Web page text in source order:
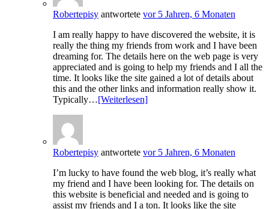
Robertepisy antwortete vor 5 Jahren, 6 Monaten
I am really happy to have discovered the website, it is
really the thing my friends from work and I have been
dreaming for. The details here on the web page is very
appreciated and is going to help my friends and I all the
time. It looks like the site gained a lot of details about
this and the other links and information really show it.
Typically…[Weiterlesen]
Robertepisy antwortete vor 5 Jahren, 6 Monaten
I’m lucky to have found the web blog, it’s really what
my friend and I have been looking for. The details on
this website is beneficial and needed and is going to
assist my friends and I a ton. It looks like the site